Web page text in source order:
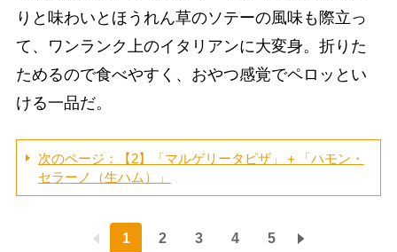
りと味わいとほうれん草のソテーの風味も際立っ
て、ワンランク上のイタリアンに大変身。折りた
ためるので食べやすく、おやつ感覚でペロッとい
ける一品だ。
次のページ：【2】「マルゲリータピザ」＋「ハモン・
セラーノ（生ハム）」
1 2 3 4 5